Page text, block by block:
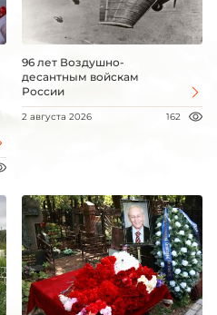
96 лет Воздушно-
десантным войскам
России
2 августа 2026 162